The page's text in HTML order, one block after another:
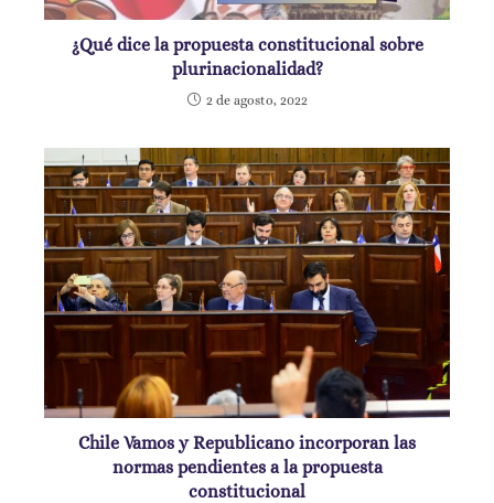
¿Qué dice la propuesta constitucional sobre
plurinacionalidad?
2 de agosto, 2022
Chile Vamos y Republicano incorporan las
normas pendientes a la propuesta
constitucional